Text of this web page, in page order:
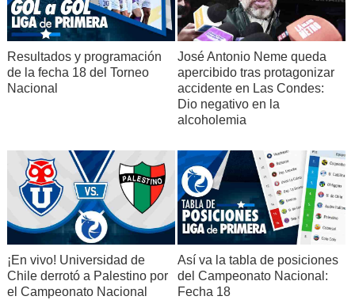
Resultados y programación
de la fecha 18 del Torneo
Nacional
José Antonio Neme queda
apercibido tras protagonizar
accidente en Las Condes:
Dio negativo en la
alcoholemia
¡En vivo! Universidad de
Chile derrotó a Palestino por
el Campeonato Nacional
Así va la tabla de posiciones
del Campeonato Nacional:
Fecha 18